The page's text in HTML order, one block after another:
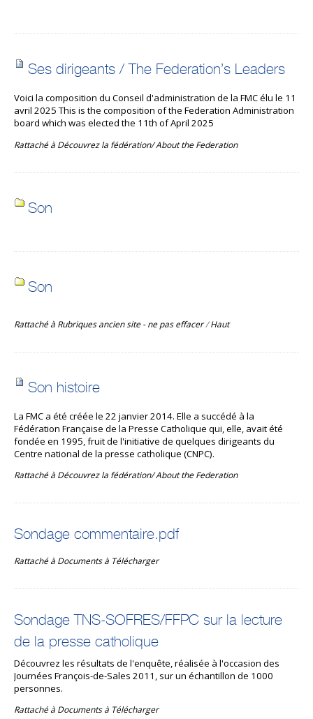
Ses dirigeants / The Federation’s Leaders
Voici la composition du Conseil d'administration de la FMC élu le 11
avril 2025 This is the composition of the Federation Administration
board which was elected the 11th of April 2025
Rattaché à Découvrez la fédération/ About the Federation
Son
Son
Rattaché à Rubriques ancien site - ne pas effacer/Haut
Son histoire
La FMC a été créée le 22 janvier 2014. Elle a succédé à la
Fédération Française de la Presse Catholique qui, elle, avait été
fondée en 1995, fruit de l'initiative de quelques dirigeants du
Centre national de la presse catholique (CNPC).
Rattaché à Découvrez la fédération/ About the Federation
Sondage commentaire.pdf
Rattaché à Documents à Télécharger
Sondage TNS-SOFRES/FFPC sur la lecture
de la presse catholique
Découvrez les résultats de l'enquête, réalisée à l'occasion des
Journées François-de-Sales 2011, sur un échantillon de 1000
personnes.
Rattaché à Documents à Télécharger